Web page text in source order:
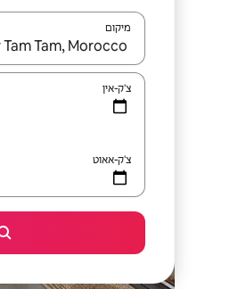
מיקום
כאשר התוצאות יהיו
צ'ק-אין
צ'ק-אאוט